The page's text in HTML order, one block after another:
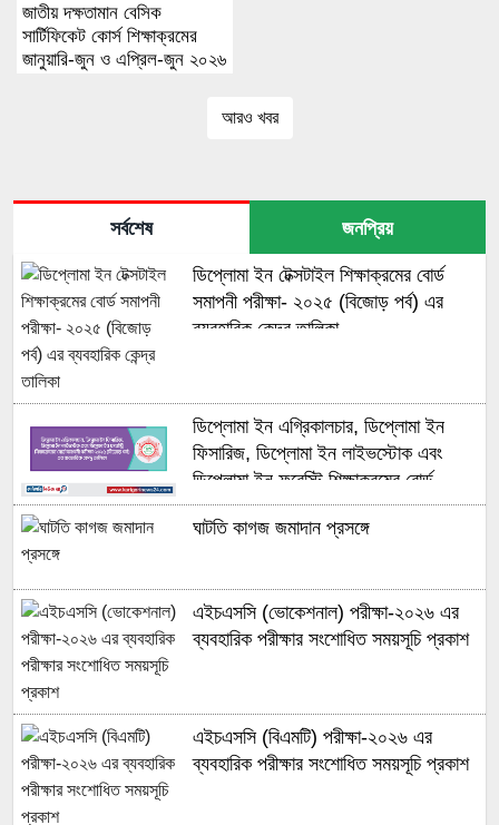
জাতীয় দক্ষতামান বেসিক
সার্টিফিকেট কোর্স শিক্ষাক্রমের
জানুয়ারি-জুন ও এপ্রিল-জুন ২০২৬
আরও খবর
সর্বশেষ জনপ্রিয়
ডিপ্লোমা ইন টেক্সটাইল শিক্ষাক্রমের বোর্ড
সমাপনী পরীক্ষা- ২০২৫ (বিজোড় পর্ব) এর
ব্যবহারিক কেন্দ্র তালিকা
ডিপ্লোমা ইন এগ্রিকালচার, ডিপ্লোমা ইন
ফিসারিজ, ডিপ্লোমা ইন লাইভস্টোক এবং
ডিপ্লোমা ইন ফরেস্টি শিক্ষাক্রমের বোর্ড
সমাপনী পরীক্ষা- ২০২৫ (বিজোড় পর্ব) এর
ব্যবহারিক কেন্দ্র তালিকা
ঘাটতি কাগজ জমাদান প্রসঙ্গে
এইচএসসি (ভোকেশনাল) পরীক্ষা-২০২৬ এর
ব্যবহারিক পরীক্ষার সংশোধিত সময়সূচি প্রকাশ
এইচএসসি (বিএমটি) পরীক্ষা-২০২৬ এর
ব্যবহারিক পরীক্ষার সংশোধিত সময়সূচি প্রকাশ